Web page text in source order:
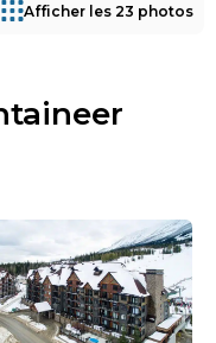
Afficher les 23 photos